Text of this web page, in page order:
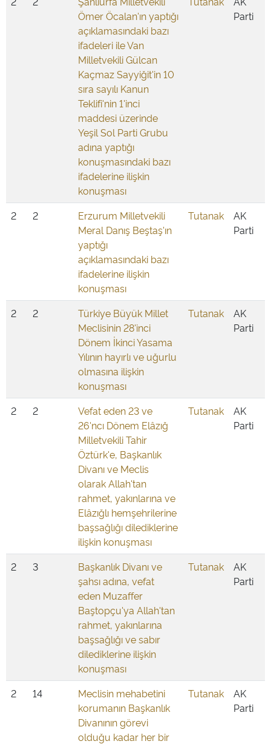
Ömer Öcalan'ın yaptığı
açıklamasındaki bazı
ifadeleri ile Van
Milletvekili Gülcan
Kaçmaz Sayyiğit'in 10
sıra sayılı Kanun
Teklifi'nin 1'inci
maddesi üzerinde
Yeşil Sol Parti Grubu
adına yaptığı
konuşmasındaki bazı
ifadelerine ilişkin
konuşması
Parti
2 2
Erzurum Milletvekili
Meral Danış Beştaş'ın
yaptığı
açıklamasındaki bazı
ifadelerine ilişkin
konuşması
Tutanak
AK
Parti
2 2
Türkiye Büyük Millet
Meclisinin 28'inci
Dönem İkinci Yasama
Yılının hayırlı ve uğurlu
olmasına ilişkin
konuşması
Tutanak
AK
Parti
2 2
Vefat eden 23 ve
26'ncı Dönem Elâzığ
Milletvekili Tahir
Öztürk'e, Başkanlık
Divanı ve Meclis
olarak Allah'tan
rahmet, yakınlarına ve
Elâzığlı hemşehrilerine
başsağlığı dilediklerine
ilişkin konuşması
Tutanak
AK
Parti
2 3
Başkanlık Divanı ve
şahsı adına, vefat
eden Muzaffer
Baştopçu'ya Allah'tan
rahmet, yakınlarına
başsağlığı ve sabır
dilediklerine ilişkin
konuşması
Tutanak
AK
Parti
2 14
Meclisin mehabetini
korumanın Başkanlık
Divanının görevi
olduğu kadar her bir
Tutanak
AK
Parti